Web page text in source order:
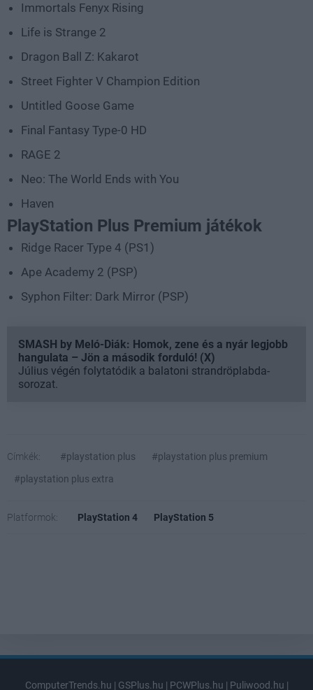
Immortals Fenyx Rising
Life is Strange 2
Dragon Ball Z: Kakarot
Street Fighter V Champion Edition
Untitled Goose Game
Final Fantasy Type-0 HD
RAGE 2
Neo: The World Ends with You
Haven
PlayStation Plus Premium játékok
Ridge Racer Type 4 (PS1)
Ape Academy 2 (PSP)
Syphon Filter: Dark Mirror (PSP)
SMASH by Meló-Diák: Homok, zene és a nyár legjobb
hangulata – Jön a második forduló! (X)
Július végén folytatódik a balatoni strandröplabda-
sorozat.
Címkék: #playstation plus
#playstation plus premium
#playstation plus extra
Platformok: PlayStation 4 PlayStation 5
ComputerTrends.hu | GSPlus.hu | PCWPlus.hu | Puliwood.hu |